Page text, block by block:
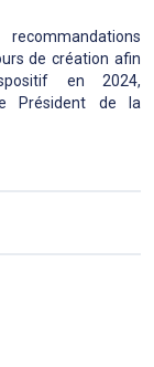
de création afin
en 2024,
Président de la